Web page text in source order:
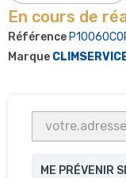
En cours de
Référence
Marque
ME PRÉVENIR